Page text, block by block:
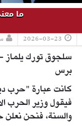
ما
2026-03-23
سلجوق تورك
برس
كانت عبارة "حرب
فيقول وزير الحرب
والسنة، فنحن نعلن